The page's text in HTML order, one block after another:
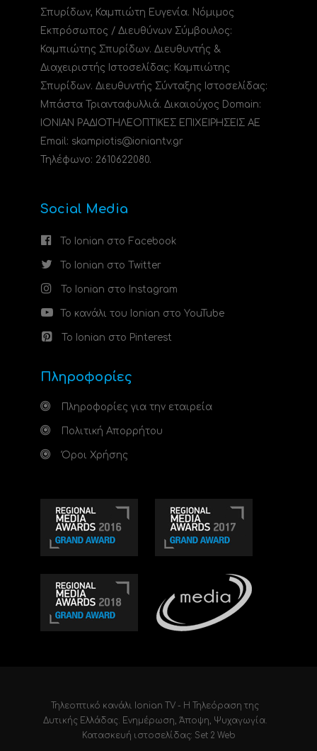
Σπυρίδων, Καμπιώτη Ευγενία. Νόμιμος
Εκπρόσωπος / Διευθύνων Σύμβουλος:
Καμπιώτης Σπυρίδων. Διευθυντής &
Διαχειριστής Ιστοσελίδας: Καμπιώτης
Σπυρίδων. Διευθυντής Σύνταξης Ιστοσελίδας:
Μπάστα Τριανταφυλλιά. Δικαιούχος Domain:
ΙΟΝΙΑΝ ΡΑΔΙΟΤΗΛΕΟΠΤΙΚΕΣ ΕΠΙΧΕΙΡΗΣΕΙΣ ΑΕ
Email: skampiotis@ioniantv.gr
Τηλέφωνο: 2610622080.
Social Media
Το Ionian στο Facebook
Το Ionian στο Twitter
Το Ionian στο Instagram
Το κανάλι του Ionian στο YouTube
Το Ionian στο Pinterest
Πληροφορίες
Πληροφορίες για την εταιρεία
Πολιτική Απορρήτου
Όροι Χρήσης
Τηλεοπτικό κανάλι Ionian TV - Η Τηλεόραση της
Δυτικής Ελλάδας. Ενημέρωση, Άποψη, Ψυχαγωγία.
Κατασκευή ιστοσελίδας: Set 2 Web